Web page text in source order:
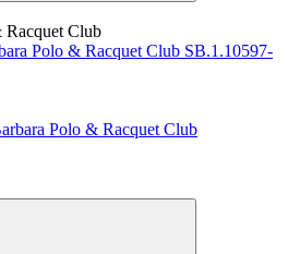
Racquet Club
Polo & Racquet Club SB.1.10597-